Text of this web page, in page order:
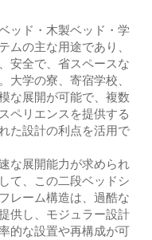
ッド・木製ベッド・学
ムの主な用途であり、
安全で、省スペースな
大学の寮、寄宿学校、
な展開が可能で、複数
ペリエンスを提供する
た設計の利点を活用で
な展開能力が求められ
て、この二段ベッドシ
レーム構造は、過酷な
供し、モジュラー設計
的な設置や再構成が可